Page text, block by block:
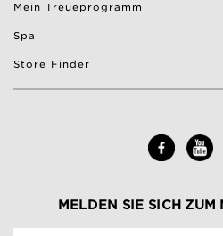
Mein Treueprogramm
Spa
Store Finder
MELDEN SIE SICH ZUM